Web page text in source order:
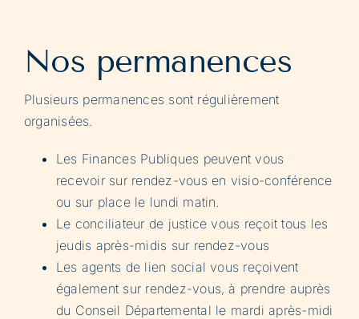
Nos permanences
Plusieurs permanences sont régulièrement
organisées.
Les Finances Publiques peuvent vous
recevoir sur rendez-vous en visio-conférence
ou sur place le lundi matin.
Le conciliateur de justice vous reçoit tous les
jeudis après-midis sur rendez-vous
Les agents de lien social vous reçoivent
également sur rendez-vous, à prendre auprès
du Conseil Départemental le mardi après-midi